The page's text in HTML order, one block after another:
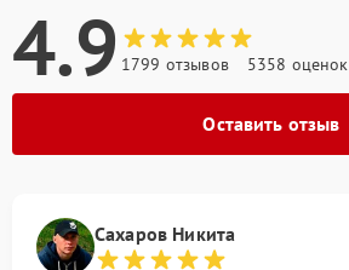
4.9 1799 отзывов 5358 оценок
Оставить отзыв
Сахаров Никита